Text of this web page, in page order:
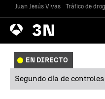
Juan Jesús Vivas Tráfico de
Antena
3 Noticias
EN DIRECTO
Segundo día de